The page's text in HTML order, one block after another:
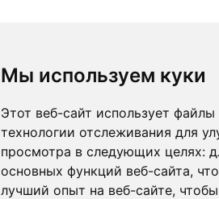
Мы используем куки
Этот веб-сайт использует
технологии отслеживания для
просмотра в следующих целях:
основных функций веб-сайта,
лучший опыт на веб-сайте,